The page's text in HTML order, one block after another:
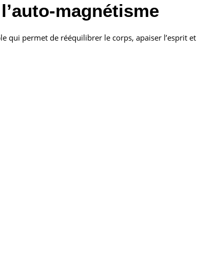
magnétisme
qui permet de rééquilibrer le corps, apaiser